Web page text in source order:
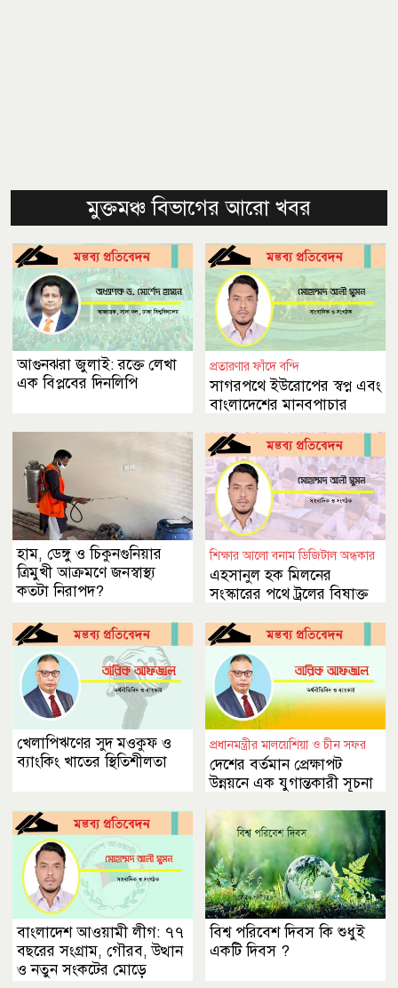
মুক্তমঞ্চ বিভাগের আরো খবর
আগুনঝরা জুলাই: রক্তে লেখা
এক বিপ্লবের দিনলিপি
প্রতারণার ফাঁদে বন্দি
সাগরপথে ইউরোপের স্বপ্ন এবং
বাংলাদেশের মানবপাচার
হাম, ডেঙ্গু ও চিকুনগুনিয়ার
ত্রিমুখী আক্রমণে জনস্বাস্থ্য
কতটা নিরাপদ?
শিক্ষার আলো বনাম ডিজিটাল অন্ধকার
এহসানুল হক মিলনের
সংস্কারের পথে ট্রলের বিষাক্ত
খেলাপিঋণের সুদ মওকুফ ও
ব্যাংকিং খাতের স্থিতিশীলতা
প্রধানমন্ত্রীর মালয়েশিয়া ও চীন সফর
দেশের বর্তমান প্রেক্ষাপট
উন্নয়নে এক যুগান্তকারী সূচনা
বাংলাদেশ আওয়ামী লীগ: ৭৭
বছরের সংগ্রাম, গৌরব, উত্থান
ও নতুন সংকটের মোড়ে
বিশ্ব পরিবেশ দিবস কি শুধুই
একটি দিবস ?